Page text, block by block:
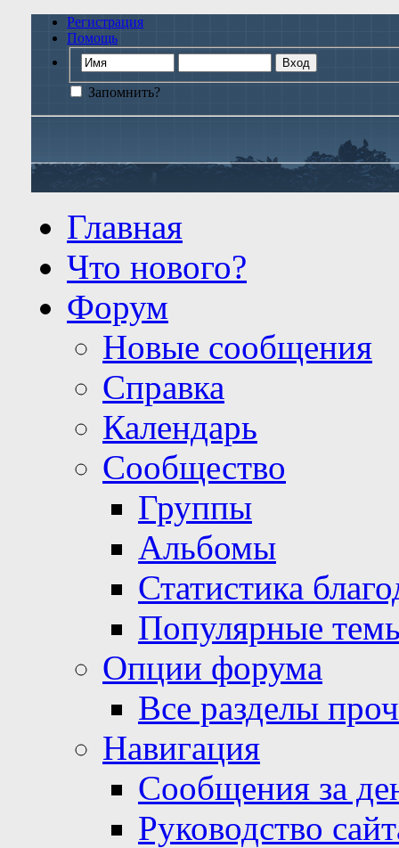
Регистрация
Помощь
Запомнить?
Главная
Что нового?
Форум
Новые сообщения
Справка
Календарь
Сообщество
Группы
Альбомы
Статистика
Популярные
Опции форума
Все разделы
Навигация
Сообщения за
Руководство